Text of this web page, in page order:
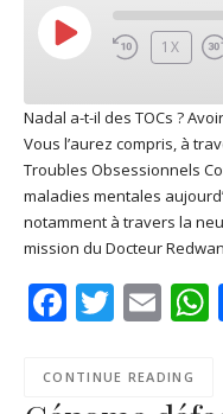
PLAY
EPISODE
1X
Apple Podcasts
Google Play
Podcast Addict
RSS FEED
SHARE
LINK
EMBED
Nadal a-t-il des TOCs ?
Vous l’aurez compris, à
Troubles Obsessionnels
maladies mentales
notamment à travers la
mission du Docteur
CONTINUE READING